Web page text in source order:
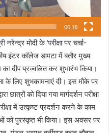
00:18
मोदी के ‘परीक्षा पर चर्चा-
इंटर कॉलेज डामटा में बतौर मुख्य
का दीप प्रज्वलित कर शुभारंभ किया।
के लिए शुभकामनाएं दी। इस मौके पर
छात्रों को दिया गया मार्गदर्शन परीक्षा
में उत्कृष्ट प्रदर्शन करने के काम
को पुरस्कृत भी किया। इस अवसर पर